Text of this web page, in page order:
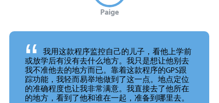
Paige
“ 我用这款程序监控自己的儿子，看他上学前
或放学后有没有去什么地方。我只是想让他别去
我不准他去的地方而已。靠着这款程序的GPS跟
踪功能，我轻而易举地做到了这一点。地点定位
的准确程度也让我非常满意。我直接去了他所在
的地方，看到了他和谁在一起，准备到哪里去。